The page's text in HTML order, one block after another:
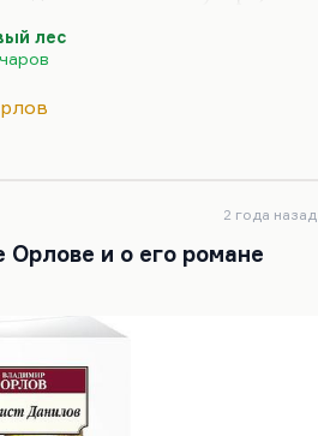
Анчарова, второй – «Уже
даже Троцкий упомянут,
Данилов». Роман,
славу Владимиру Орлову и
магический реализм.
Орлов –…
лес
2 года назад
и о его романе